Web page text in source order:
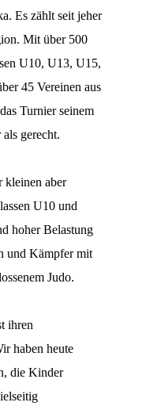
Es zählt seit jeher
Mit über 500
U10, U13, U15,
45 Vereinen aus
Turnier seinem
gerecht.
kleinen aber
U10 und
hoher Belastung
und Kämpfer mit
Judo.
ihren
haben heute
die Kinder